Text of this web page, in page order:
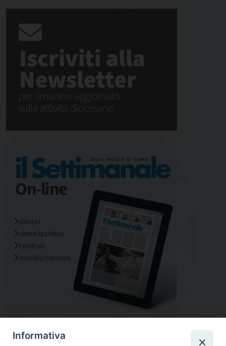
diocesi
vivere la chiesa
territori
mondo/missioni
Informativa